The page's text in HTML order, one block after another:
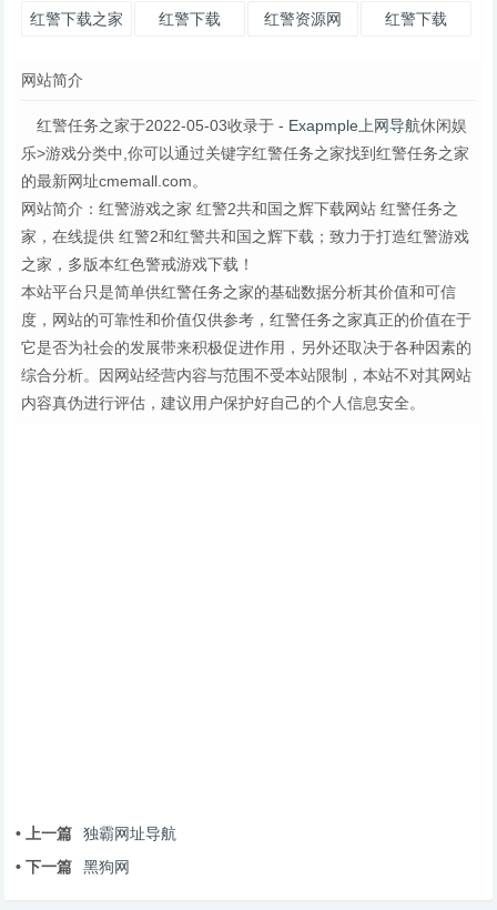
红警下载之家 红警下载 红警资源网 红警下载
网站简介
红警任务之家于2022-05-03收录于 - Exapmple上网导航休闲娱
乐>游戏分类中,你可以通过关键字红警任务之家找到红警任务之家
的最新网址cmemall.com。
网站简介：红警游戏之家 红警2共和国之辉下载网站 红警任务之
家，在线提供 红警2和红警共和国之辉下载；致力于打造红警游戏
之家，多版本红色警戒游戏下载！
本站平台只是简单供红警任务之家的基础数据分析其价值和可信
度，网站的可靠性和价值仅供参考，红警任务之家真正的价值在于
它是否为社会的发展带来积极促进作用，另外还取决于各种因素的
综合分析。因网站经营内容与范围不受本站限制，本站不对其网站
内容真伪进行评估，建议用户保护好自己的个人信息安全。
• 上一篇
独霸网址导航
• 下一篇
黑狗网